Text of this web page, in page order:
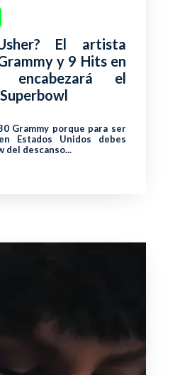
El artista
y 9 Hits en
encabezará el
Grammy porque para ser
Estados Unidos debes
del descanso...